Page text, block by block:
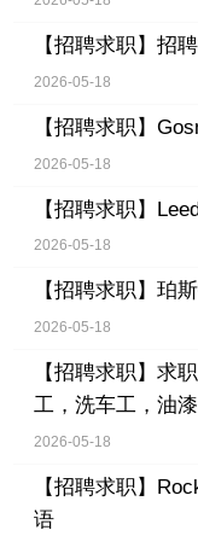
【招聘求职】 招
2026-05-18
【招聘求职】
2026-05-18
【招聘求职】
2026-05-18
【招聘求职】 珀
2026-05-18
【招聘求职】 求
工，洗车工，油
2026-05-18
【招聘求职】
语